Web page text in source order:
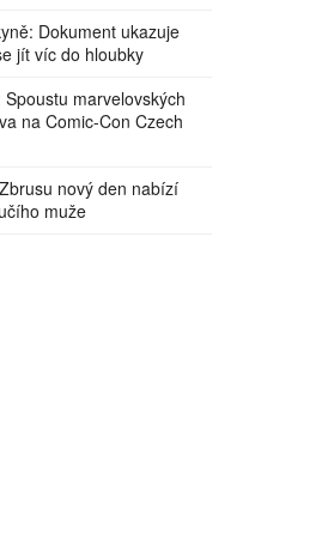
Dokument ukazuje
jít víc do hloubky
marvelovských
na Comic-Con Czech
nový den nabízí
muže